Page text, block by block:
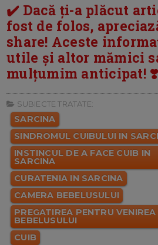
✔️ Dacă ți-a plăcut
fost de folos,
share! Aceste
utile și altor mămici
mulțumim anticipat! ❣️
SUBIECTE TRATATE:
SARCINA
SINDROMUL CUIBULUI IN
INSTINCUL DE A FACE CUIB IN
SARCINA
CURATENIA IN SARCINA
CAMERA BEBELUSULUI
PREGATIREA PENTRU VENIREA
BEBELUSULUI
CUIB